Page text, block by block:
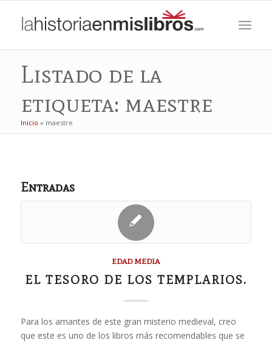
Listado de la
etiqueta: maestre
Inicio » maestre
Entradas
EDAD MEDIA
EL TESORO DE LOS TEMPLARIOS.
Para los amantes de este gran misterio medieval, creo
que este es uno de los libros más recomendables que se